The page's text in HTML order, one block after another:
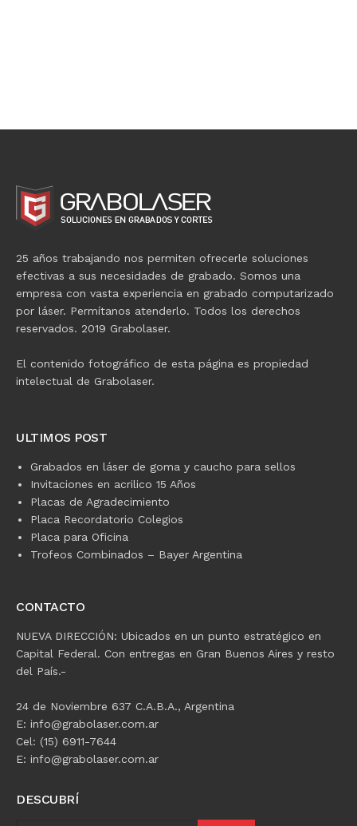
25 años trabajando nos permiten ofrecerle soluciones
efectivas a sus necesidades de grabado. Somos una
empresa con vasta experiencia en grabado computarizado
por láser. Permítanos atenderlo. Todos los derechos
reservados. 2019 Grabolaser.
El contenido fotográfico de esta página es propiedad
intelectual de Grabolaser.
ULTIMOS POST
Grabados en láser de goma y caucho para sellos
Invitaciones en acrilico 15 Años
Placas de Agradecimiento
Placa Recordatorio Colegios
Placa para Oficina
Trofeos Combinados – Bayer Argentina
CONTACTO
NUEVA DIRECCIÓN: Ubicados en un punto estratégico en
Capital Federal. Con entregas en Gran Buenos Aires y resto
del País.-
24 de Noviembre 637 C.A.B.A., Argentina
E: info@grabolaser.com.ar
Cel: (15) 6911-7644
E: info@grabolaser.com.ar
DESCUBRÍ